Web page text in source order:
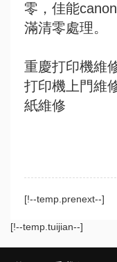
零，佳能
滿清零處理。
重慶打印機維
打印機上門維
紙維修
[!--temp.prenext--]
[!--temp.tuijian--]